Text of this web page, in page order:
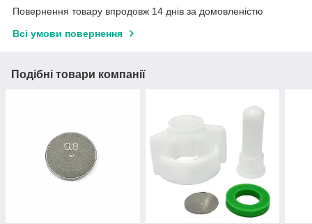
Повернення товару впродовж 14 днів за домовленістю
Всі умови повернення
Подібні товари компанії